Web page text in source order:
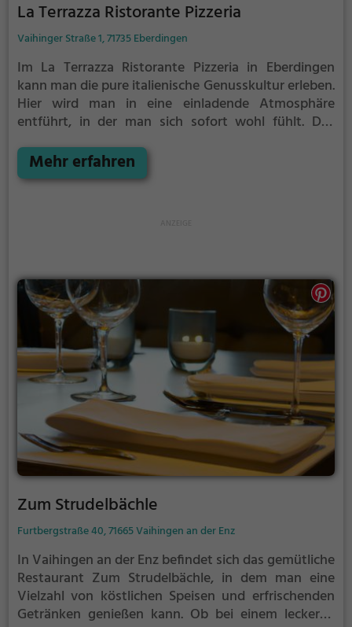
La Terrazza Ristorante Pizzeria
Vaihinger Straße 1, 71735 Eberdingen
Im La Terrazza Ristorante Pizzeria in Eberdingen
kann man die pure italienische Genusskultur erleben.
Hier wird man in eine einladende Atmosphäre
entführt, in der man sich sofort wohl fühlt. Das
frisch zubereiteter Pizza und anderen europäischen
Köstlichkeiten lässt keine Wünsche offen. Auch für
Genieße zu den Speisen ein erlesenes Getränk und
lass dich von der herzlichen Gastfreundschaft
verwöhnen. Im La Terrazza erlebt man Bella Italia in
vollen Zügen.
Mehr erfahren
Zum Strudelbächle
Furtbergstraße 40, 71665 Vaihingen an der Enz
In Vaihingen an der Enz befindet sich das gemütliche
Restaurant Zum Strudelbächle, in dem man eine
Vielzahl von köstlichen Speisen und erfrischenden
Getränken genießen kann. Ob bei einem leckeren